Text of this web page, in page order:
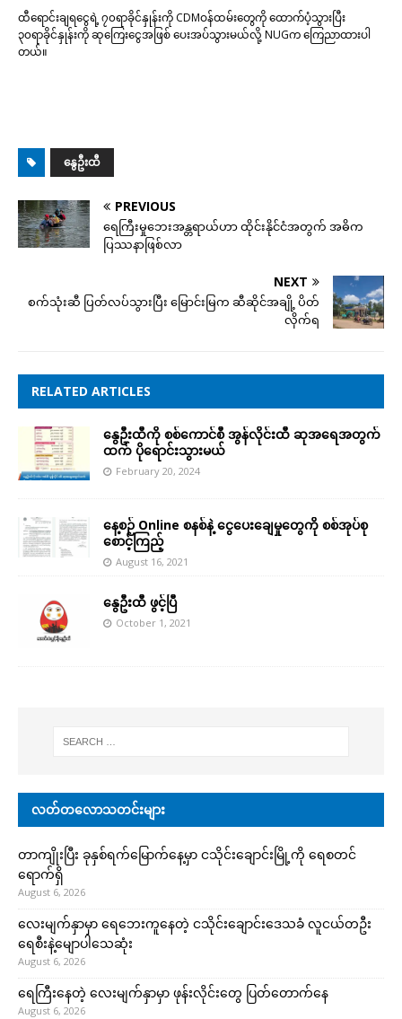
ထီရောင်းချရငွေရဲ့ ၇၀ရာခိုင်နှုန်းကို CDMဝန်ထမ်းတွေကို ထောက်ပံ့သွားပြီး
၃၀ရာခိုင်နှုန်းကို ဆုကြေးငွေအဖြစ် ပေးအပ်သွားမယ်လို့ NUGက ကြေညာထားပါ
တယ်။
နွေဦးထီ
PREVIOUS
ရေကြီးမှုဘေးအန္တရာယ်ဟာ ထိုင်းနိုင်ငံအတွက် အဓိက
ပြဿနာဖြစ်လာ
NEXT
စက်သုံးဆီ ပြတ်လပ်သွားပြီး မြောင်းမြက ဆီဆိုင်အချို့ ပိတ်
လိုက်ရ
RELATED ARTICLES
နွေဦးထီကို စစ်ကောင်စီ အွန်လိုင်းထီ ဆုအရေအတွက်
ထက် ပိုရောင်းသွားမယ်
February 20, 2024
နေ့စဉ် Online စနစ်နဲ့ ငွေပေးချေမှုတွေကို စစ်အုပ်စု
စောင့်ကြည့်
August 16, 2021
နွေဦးထီ ဖွင့်ပြီ
October 1, 2021
လတ်တလောသတင်းများ
တာကျိုးပြီး ခုနှစ်ရက်မြောက်နေ့မှာ ငသိုင်းချောင်းမြို့ကို ရေစတင်
ရောက်ရှိ
August 6, 2026
လေးမျက်နှာမှာ ရေဘေးကူနေတဲ့ ငသိုင်းချောင်းဒေသခံ လူငယ်တဦး
ရေစီးနဲ့မျောပါသေဆုံး
August 6, 2026
ရေကြီးနေတဲ့ လေးမျက်နှာမှာ ဖုန်းလိုင်းတွေ ပြတ်တောက်နေ
August 6, 2026